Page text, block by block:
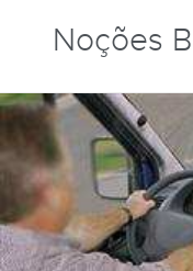
Noções